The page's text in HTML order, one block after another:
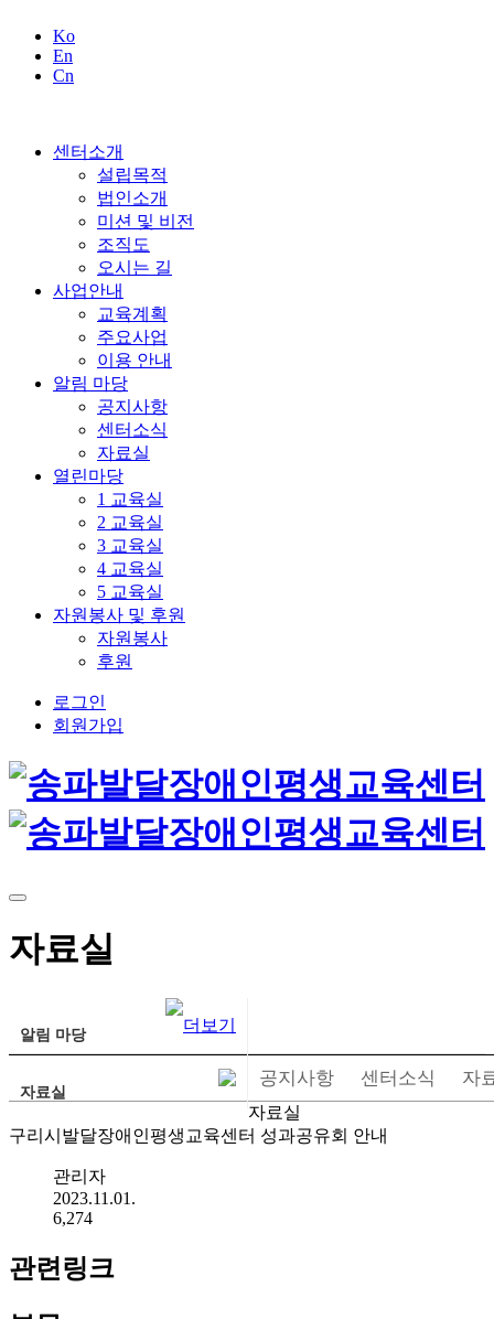
Ko
En
Cn
센터소개
설립목적
법인소개
미션 및 비전
조직도
오시는 길
사업안내
교육계획
주요사업
이용 안내
알림 마당
공지사항
센터소식
자료실
열린마당
1 교육실
2 교육실
3 교육실
4 교육실
5 교육실
자원봉사 및 후원
자원봉사
후원
로그인
회원가입
자료실
알림 마당
자료실
공지사항 센터소식 자
자료실
구리시발달장애인평생교육센터 성과공유회 안내
관리자
2023.11.01.
6,274
관련링크